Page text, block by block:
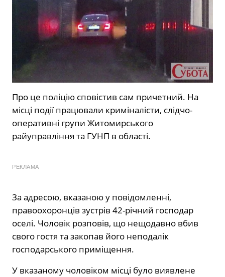
Про це поліцію сповістив сам причетний. На
місці події працювали криміналісти, слідчо-
оперативні групи Житомирського
райуправління та ГУНП в області.
РЕКЛАМА
За адресою, вказаною у повідомленні,
правоохоронців зустрів 42-річний господар
оселі. Чоловік розповів, що нещодавно вбив
свого гостя та закопав його неподалік
господарського приміщення.
У вказаному чоловіком місці було виявлене